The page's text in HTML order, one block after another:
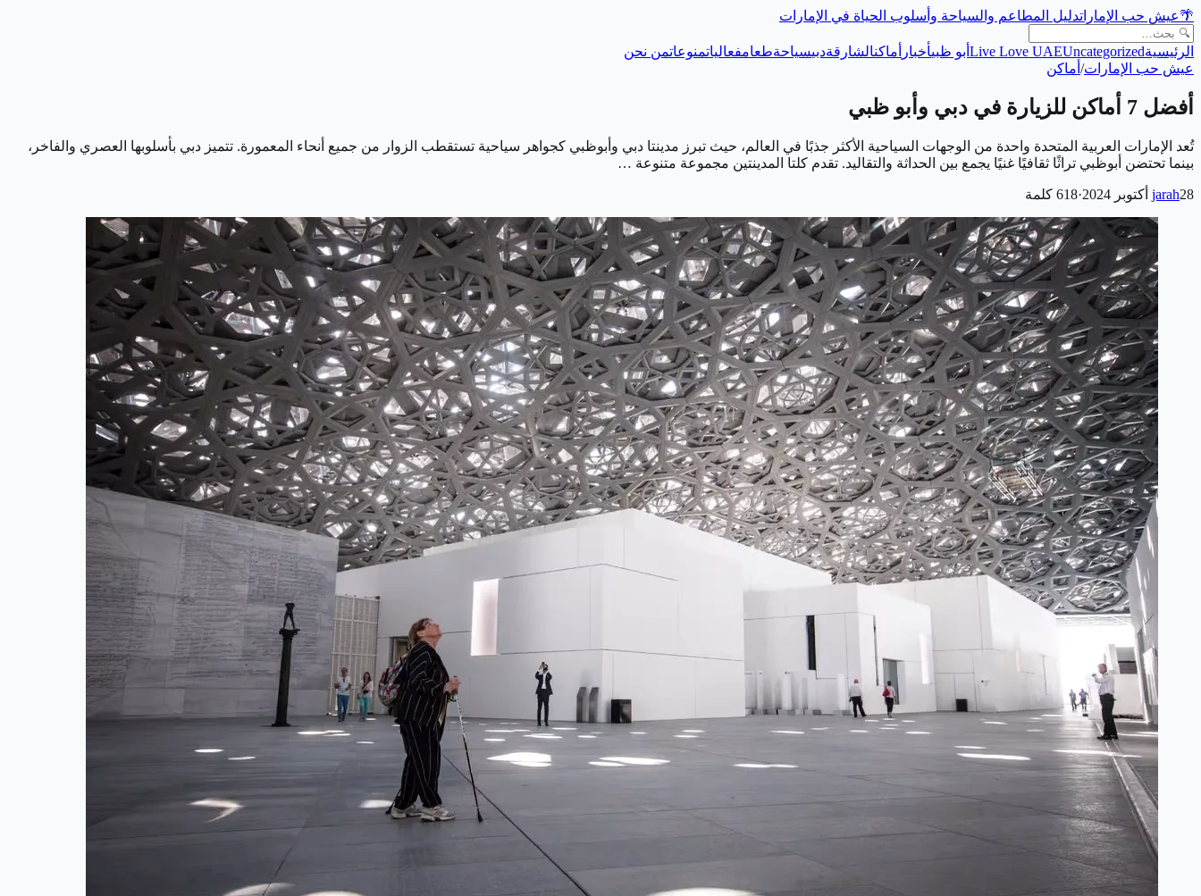
🌴عيش حب الإماراتدليل المطاعم والسياحة وأسلوب الحياة في الإمارات
الرئيسية Live Love UAEUncategorized أبو ظبيأخبار أماكنالشارقةدبيسياحةطعامفعالياتمنوعاتمن نحن
عيش حب الإمارات/ أماكن
أفضل 7 أماكن للزيارة في دبي وأبو ظبي
تُعد الإمارات العربية المتحدة واحدة من الوجهات السياحية الأكثر جذبًا في العالم، حيث تبرز مدينتا دبي وأبوظبي كجواهر سياحية تستقطب الزوار من جميع أنحاء المعمورة. تتميز دبي بأسلوبها العصري والفاخر،
بينما تحتضن أبوظبي تراثًا ثقافيًا غنيًا يجمع بين الحداثة والتقاليد. تقدم كلتا المدينتين مجموعة متنوعة …
jarah28 أكتوبر 2024 ·
618 كلمة